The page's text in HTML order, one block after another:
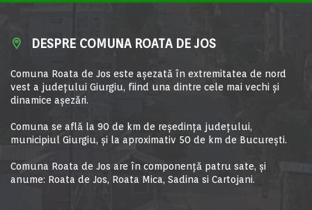
DESPRE COMUNA ROATA DE JOS
Comuna Roata de Jos este aşezată în extremitatea de nord
vest a judeţului Giurgiu, fiind una dintre cele mai vechi şi
dinamice aşezări.
Comuna se află la 90 de km de reşedinţa judeţului,
municipiul Giurgiu, şi la aproximativ 50 de km de Bucureşti.
Comuna Roata de Jos are în componență patru sate, și
anume: Roata de Jos, Roata Mica, Sadina si Cartojani.